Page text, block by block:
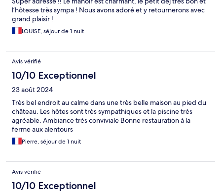
l’hôtesse très sympa ! Nous avons adoré et y retournerons avec
grand plaisir !
LOUISE, séjour de 1 nuit
Avis vérifié
10/10 Exceptionnel
23 août 2024
Très bel endroit au calme dans une très belle maison au pied du
château. Les hôtes sont très sympathiques et la piscine très
agréable. Ambiance très conviviale Bonne restauration à la
ferme aux alentours
Pierre, séjour de 1 nuit
Avis vérifié
10/10 Exceptionnel